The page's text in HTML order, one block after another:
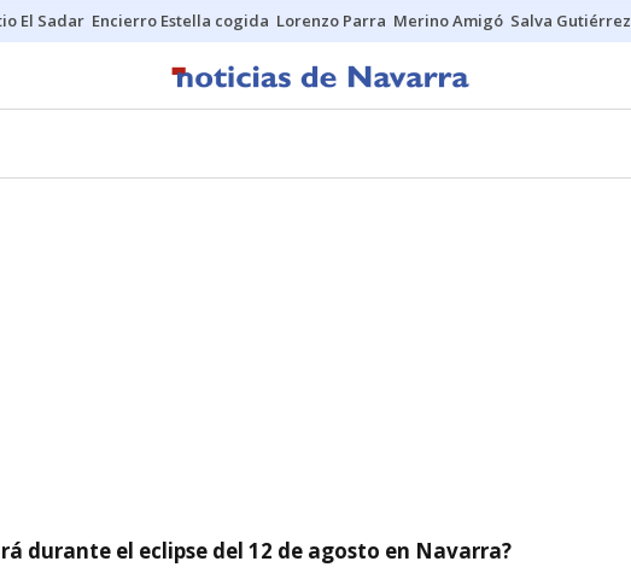
El Sadar Encierro Estella cogida Lorenzo Parra Merino Amigó Salva Gutiérrez
durante el eclipse del 12 de agosto en Navarra?